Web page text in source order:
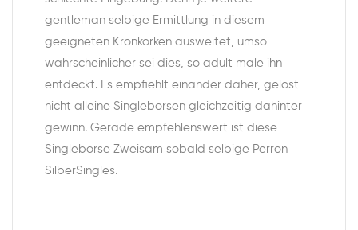
gentleman selbige Ermittlung in diesem
geeigneten Kronkorken ausweitet, umso
wahrscheinlicher sei dies, so adult male ihn
entdeckt. Es empfiehlt einander daher, gelost
nicht alleine Singleborsen gleichzeitig dahinter
gewinn. Gerade empfehlenswert ist diese
Singleborse Zweisam sobald selbige Perron
SilberSingles.